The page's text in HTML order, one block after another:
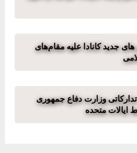
جدید کانادا علیه مقام‌های
وزارت دفاع جمهوری
ایالات متحده